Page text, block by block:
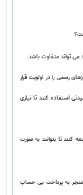
تواند متفاوت باشد.
رسمی را در اولویت قرار
استفاده کنند تا نیازی
کنند تا بتوانند به صورت
منجر به پرداخت بی حساب